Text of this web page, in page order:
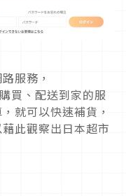
服務，
買、配送到家的服
就可以快速補貨，
此觀察出日本超市